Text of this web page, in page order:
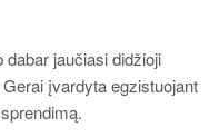
dabar jaučiasi didžioji
įvardyta egzistuojant